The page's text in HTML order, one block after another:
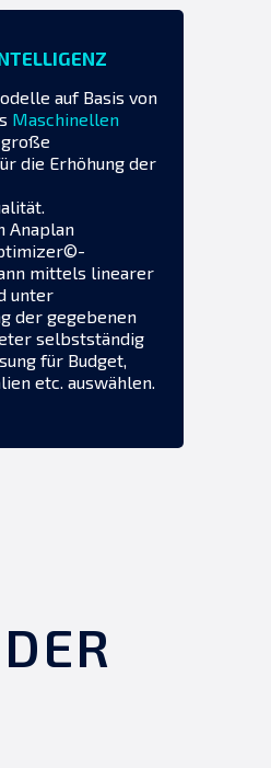
auf Basis von
Maschinellen
die Erhöhung der
Anaplan
mittels linearer
unter
der gegebenen
selbstständig
für Budget,
etc. auswählen.